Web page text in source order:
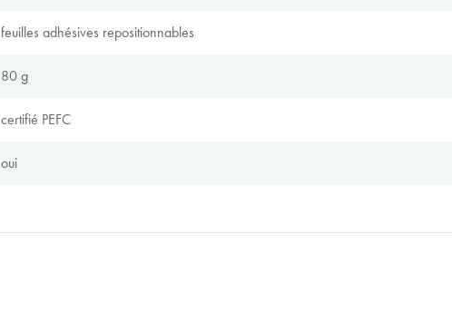
feuilles adhésives repositionnables
80 g
certifié PEFC
oui